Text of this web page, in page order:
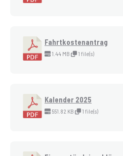
Fahrtkostenantrag
1.44 MB 1 file(s)
Kalender 2025
551.82 KB 1 file(s)